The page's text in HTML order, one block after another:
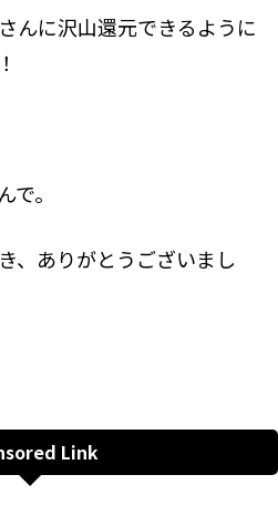
んに沢山還元できるように
。
、ありがとうございまし
Link